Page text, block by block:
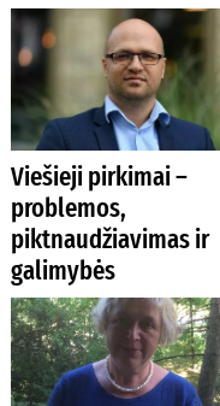
Viešieji pirkimai –
problemos,
piktnaudžiavimas ir
galimybės